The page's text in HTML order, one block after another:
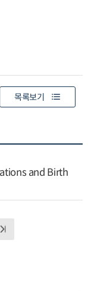
목록보기
and Birth